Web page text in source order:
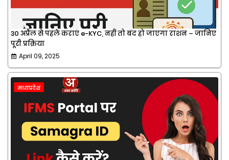
30 अप्रैल से पहले कराएं e-KYC, नहीं तो बंद हो जाएगा राशन – जानिए
पूरी प्रक्रिया
April 09, 2025
मध्यप्रदेश